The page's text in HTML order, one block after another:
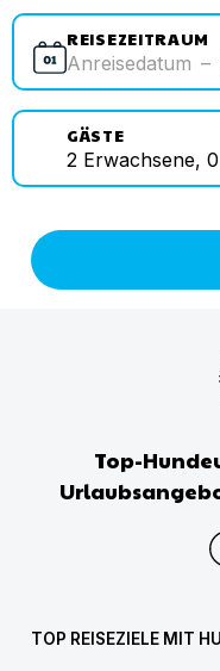
REISEZEITRAUM
Anreisedatum –
GÄSTE
2 Erwachsene, 0
Top-
TOP REISEZIELE MIT